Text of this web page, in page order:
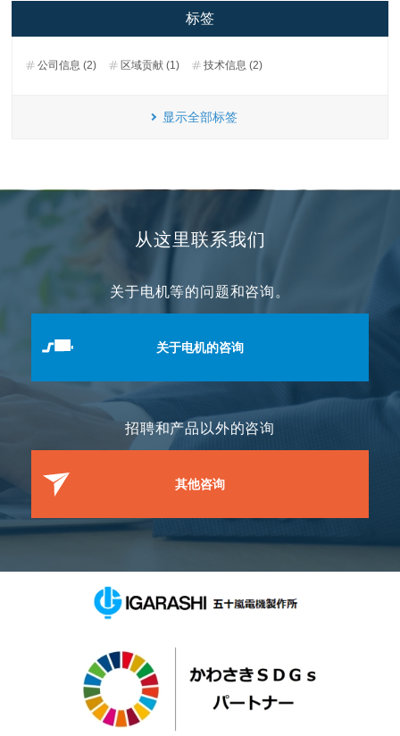
标签
公司信息 (2) 区域贡献 (1) 技术信息 (2)
显示全部标签
从这里联系我们
关于电机等的问题和咨询。
关于电机的咨询
招聘和产品以外的咨询
其他咨询